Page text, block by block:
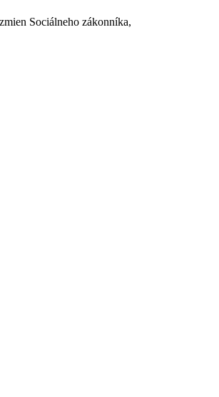
Sociálneho zákonníka,